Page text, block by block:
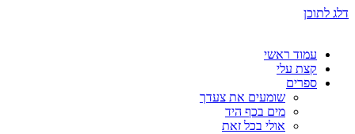
דלג לתוכן
עמוד ראשי
קצת עלי
ספרים
שומעים את צעדך
מים בכף היד
אולי בכל זאת